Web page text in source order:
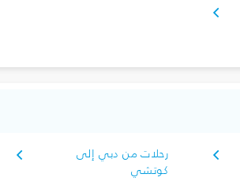
رحلات من دبي إلى
كوتشي